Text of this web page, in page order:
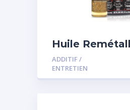
Huile
Moteur SMT2
ADDITIF /
ENTRETIEN